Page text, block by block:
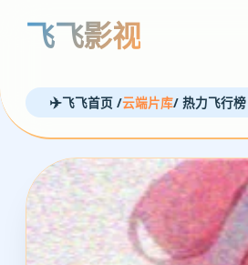
飞飞影视
飞飞首页 /云端片库/ 热力飞行